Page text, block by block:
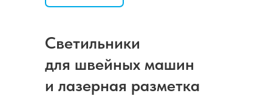
Светильники
для швейных машин
и лазерная разметка